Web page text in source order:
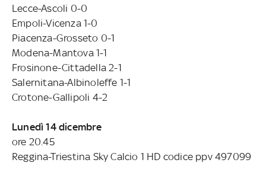
Lecce-Ascoli 0-0
Empoli-Vicenza 1-0
Piacenza-Grosseto 0-1
Modena-Mantova 1-1
Frosinone-Cittadella 2-1
Salernitana-Albinoleffe 1-1
Crotone-Gallipoli 4-2
Lunedì 14 dicembre
ore 20.45
Reggina-Triestina Sky Calcio 1 HD codice ppv 497099